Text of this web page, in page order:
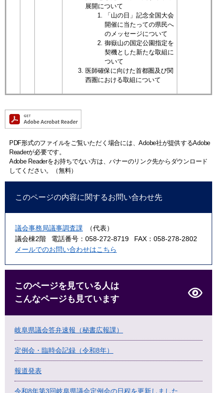
展開について
「山の日」記念全国大会
開催に当たっての県民へ
のメッセージについて
御嶽山の国定公園指定を
契機とした新たな取組に
ついて
医師確保に向けた首都圏及び関
西圏における取組について
PDF形式のファイルをご覧いただく場合には、Adobe社が提供するAdobe
Readerが必要です。
Adobe Readerをお持ちでない方は、バナーのリンク先からダウンロード
してください。（無料）
このページの内容に関するお問い合わせ先
議会事務局議事調査課
（代表）
議会棟2階
電話番号：058-272-8719
FAX：058-278-2802
メールでのお問い合わせはこちら
このページを見ている人は
こんなページも見ています
岐阜県議会答弁速報（秘書広報課）
定例会・臨時会記録（令和8年）
報道発表
令和8年第3回岐阜県議会定例会の日程を更新しました